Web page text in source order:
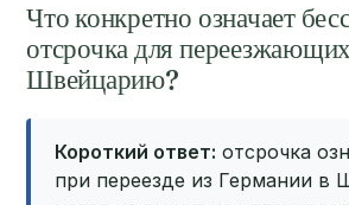
Что конкретно означает
отсрочка для
Швейцарию?
Короткий ответ: отсрочка
при переезде из Германии в